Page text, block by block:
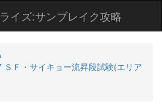
イズ:サンブレイク攻略
Ｆ・サイキョー流昇段試験(エリア